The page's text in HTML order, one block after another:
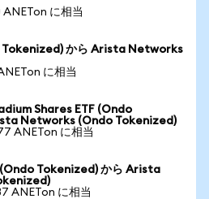
ANETon に相当
から Arista Networks
に相当
Shares ETF (Ondo
Networks (Ondo Tokenized)
ANETon に相当
Tokenized) から Arista
ANETon に相当